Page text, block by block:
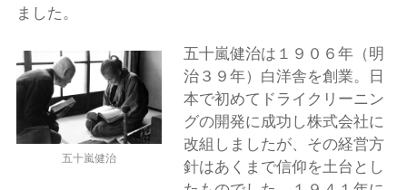
ました。
五十嵐健治
五十嵐健治は１９０６年（明
治３９年）白洋舎を創業。日
本で初めてドライクリーニン
グの開発に成功し株式会社に
改組しましたが、その経営方
針はあくまで信仰を土台とし